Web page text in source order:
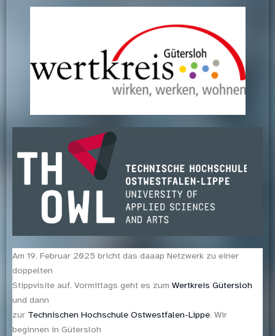
Am 19. Februar 2025 bricht das daaap Netzwerk zu einer
doppelten
Stippvisite auf. Vormittags geht es zum Wertkreis Gütersloh
und dann
zur Technischen Hochschule Ostwestfalen-Lippe. Wir
beginnen in Gütersloh